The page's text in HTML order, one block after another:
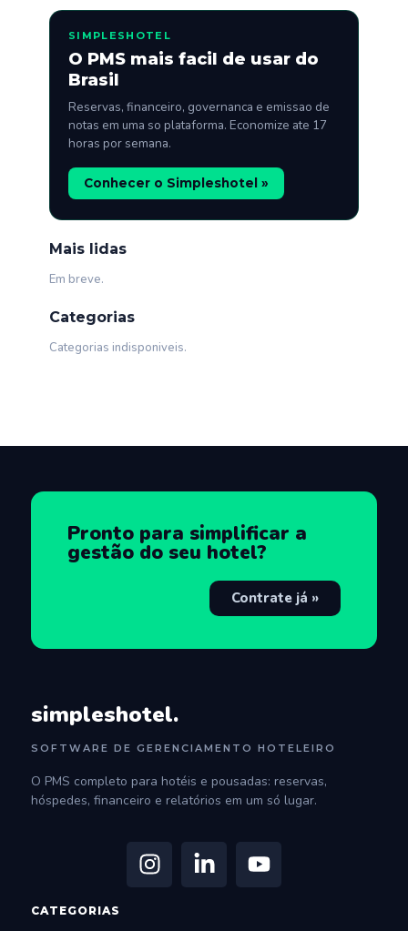
SIMPLESHOTEL
O PMS mais facil de usar do
Brasil
Reservas, financeiro, governanca e emissao de
notas em uma so plataforma. Economize ate 17
horas por semana.
Conhecer o Simpleshotel »
Mais lidas
Em breve.
Categorias
Categorias indisponiveis.
Pronto para simplificar a
gestão do seu hotel?
Contrate já »
simpleshotel.
SOFTWARE DE GERENCIAMENTO HOTELEIRO
O PMS completo para hotéis e pousadas: reservas,
hóspedes, financeiro e relatórios em um só lugar.
CATEGORIAS